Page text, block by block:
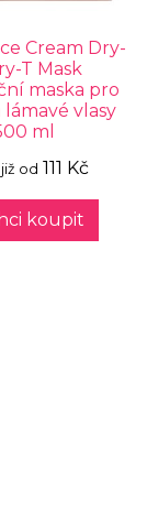
Cream Dry-
T Mask
maska pro
lámavé vlasy
ml
od 111 Kč
koupit